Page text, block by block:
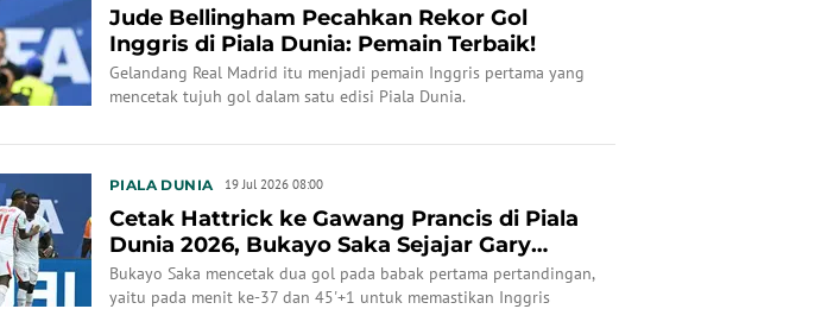
Jude Bellingham Pecahkan Rekor Gol
Inggris di Piala Dunia: Pemain Terbaik!
Gelandang Real Madrid itu menjadi pemain Inggris pertama yang
mencetak tujuh gol dalam satu edisi Piala Dunia.
PIALA DUNIA 19 Jul 2026 08:00
Cetak Hattrick ke Gawang Prancis di Piala
Dunia 2026, Bukayo Saka Sejajar Gary
Lineker dan...
Bukayo Saka mencetak dua gol pada babak pertama pertandingan,
yaitu pada menit ke-37 dan 45'+1 untuk memastikan Inggris